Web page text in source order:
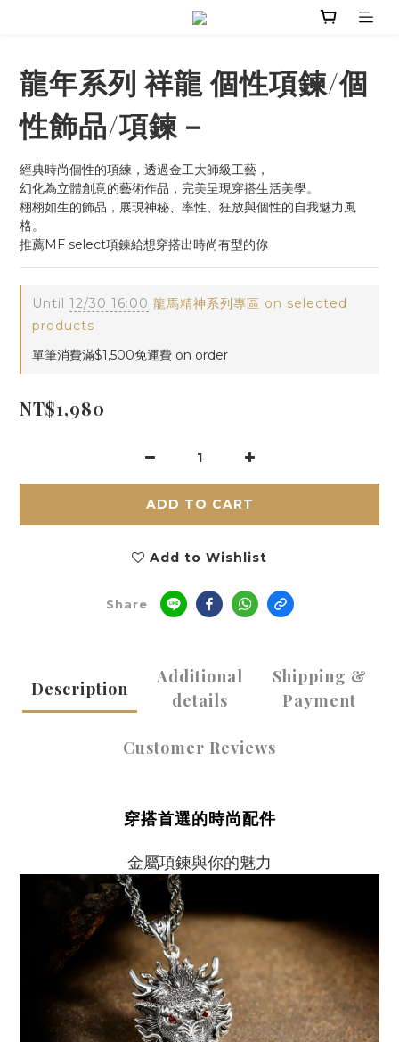
龍年系列 祥龍 個性項鍊/個
性飾品/項鍊－
經典時尚個性的項練，透過金工大師級工藝，
幻化為立體創意的藝術作品，完美呈現穿搭生活美學。
栩栩如生的飾品，展現神秘、率性、狂放與個性的自我魅力風
格。
推薦MF select項鍊給想穿搭出時尚有型的你
Until 12/30 16:00 龍馬精神系列專區 on selected
products
單筆消費滿$1,500免運費 on order
NT$1,980
ADD TO CART
Add to Wishlist
Share
Description
Additional
details
Shipping &
Payment
Customer Reviews
穿搭首選的時尚配件
金屬項鍊與你的魅力